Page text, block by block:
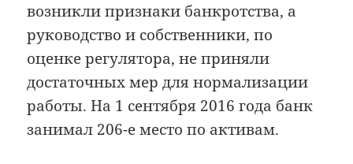
возникли признаки банкротства, а
руководство и собственники, по
оценке регулятора, не приняли
достаточных мер для нормализации
работы. На 1 сентября 2016 года банк
занимал 206-е место по активам.